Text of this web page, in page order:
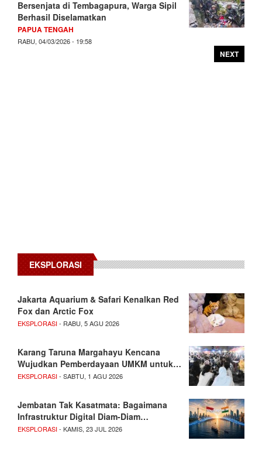
Bersenjata di Tembagapura, Warga Sipil
Berhasil Diselamatkan
PAPUA TENGAH
RABU, 04/03/2026 - 19:58
NEXT
EKSPLORASI
Jakarta Aquarium & Safari Kenalkan Red
Fox dan Arctic Fox
EKSPLORASI- RABU, 5 AGU 2026
Karang Taruna Margahayu Kencana
Wujudkan Pemberdayaan UMKM untuk…
EKSPLORASI- SABTU, 1 AGU 2026
Jembatan Tak Kasatmata: Bagaimana
Infrastruktur Digital Diam-Diam…
EKSPLORASI- KAMIS, 23 JUL 2026